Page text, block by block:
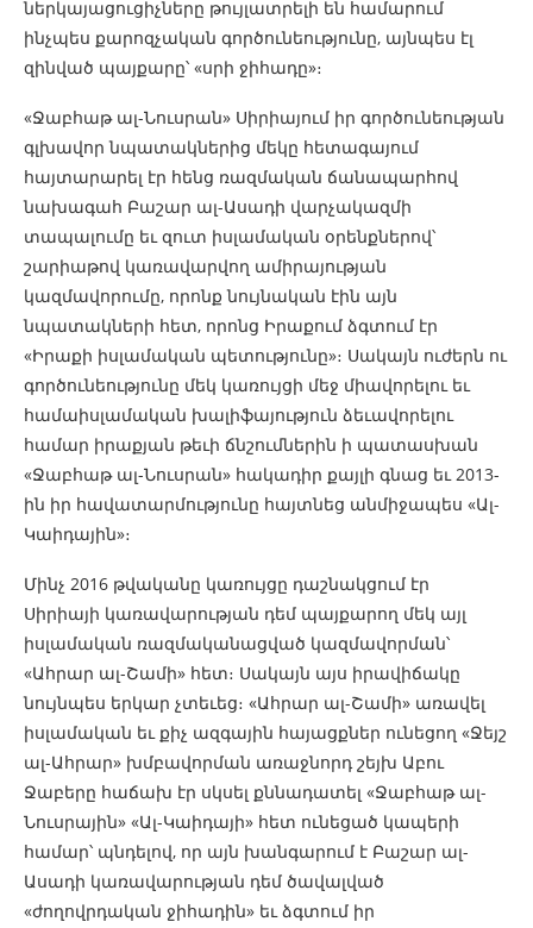
ներկայացուցիչները թույլատրելի են համարում
ինչպես քարոզչական գործունեությունը, այնպես էլ
զինված պայքարը՝ «սրի ջիհադը»։
«Ջաբհաթ ալ-Նուսրան» Սիրիայում իր գործունեության
գլխավոր նպատակներից մեկը հետագայում
հայտարարել էր հենց ռազմական ճանապարհով
նախագահ Բաշար ալ-Ասադի վարչակազմի
տապալումը եւ զուտ իսլամական օրենքներով՝
շարիաթով կառավարվող ամիրայության
կազմավորումը, որոնք նույնական էին այն
նպատակների հետ, որոնց Իրաքում ձգտում էր
«Իրաքի իսլամական պետությունը»։ Սակայն ուժերն ու
գործունեությունը մեկ կառույցի մեջ միավորելու եւ
համաիսլամական խալիֆայություն ձեւավորելու
համար իրաքյան թեւի ճնշումներին ի պատասխան
«Ջաբհաթ ալ-Նուսրան» հակադիր քայլի գնաց եւ 2013-
ին իր հավատարմությունը հայտնեց անմիջապես «Ալ-
Կաիդային»։
Մինչ 2016 թվականը կառույցը դաշնակցում էր
Սիրիայի կառավարության դեմ պայքարող մեկ այլ
իսլամական ռազմականացված կազմավորման՝
«Ահրար ալ-Շամի» հետ։ Սակայն այս իրավիճակը
նույնպես երկար չտեւեց։ «Ահրար ալ-Շամի» առավել
իսլամական եւ քիչ ազգային հայացքներ ունեցող «Ջեյշ
ալ-Ահրար» խմբավորման առաջնորդ շեյխ Աբու
Ջաբերը հաճախ էր սկսել քննադատել «Ջաբհաթ ալ-
Նուսրային» «Ալ-Կաիդայի» հետ ունեցած կապերի
համար՝ պնդելով, որ այն խանգարում է Բաշար ալ-
Ասադի կառավարության դեմ ծավալված
«ժողովրդական ջիհադին» եւ ձգտում իր